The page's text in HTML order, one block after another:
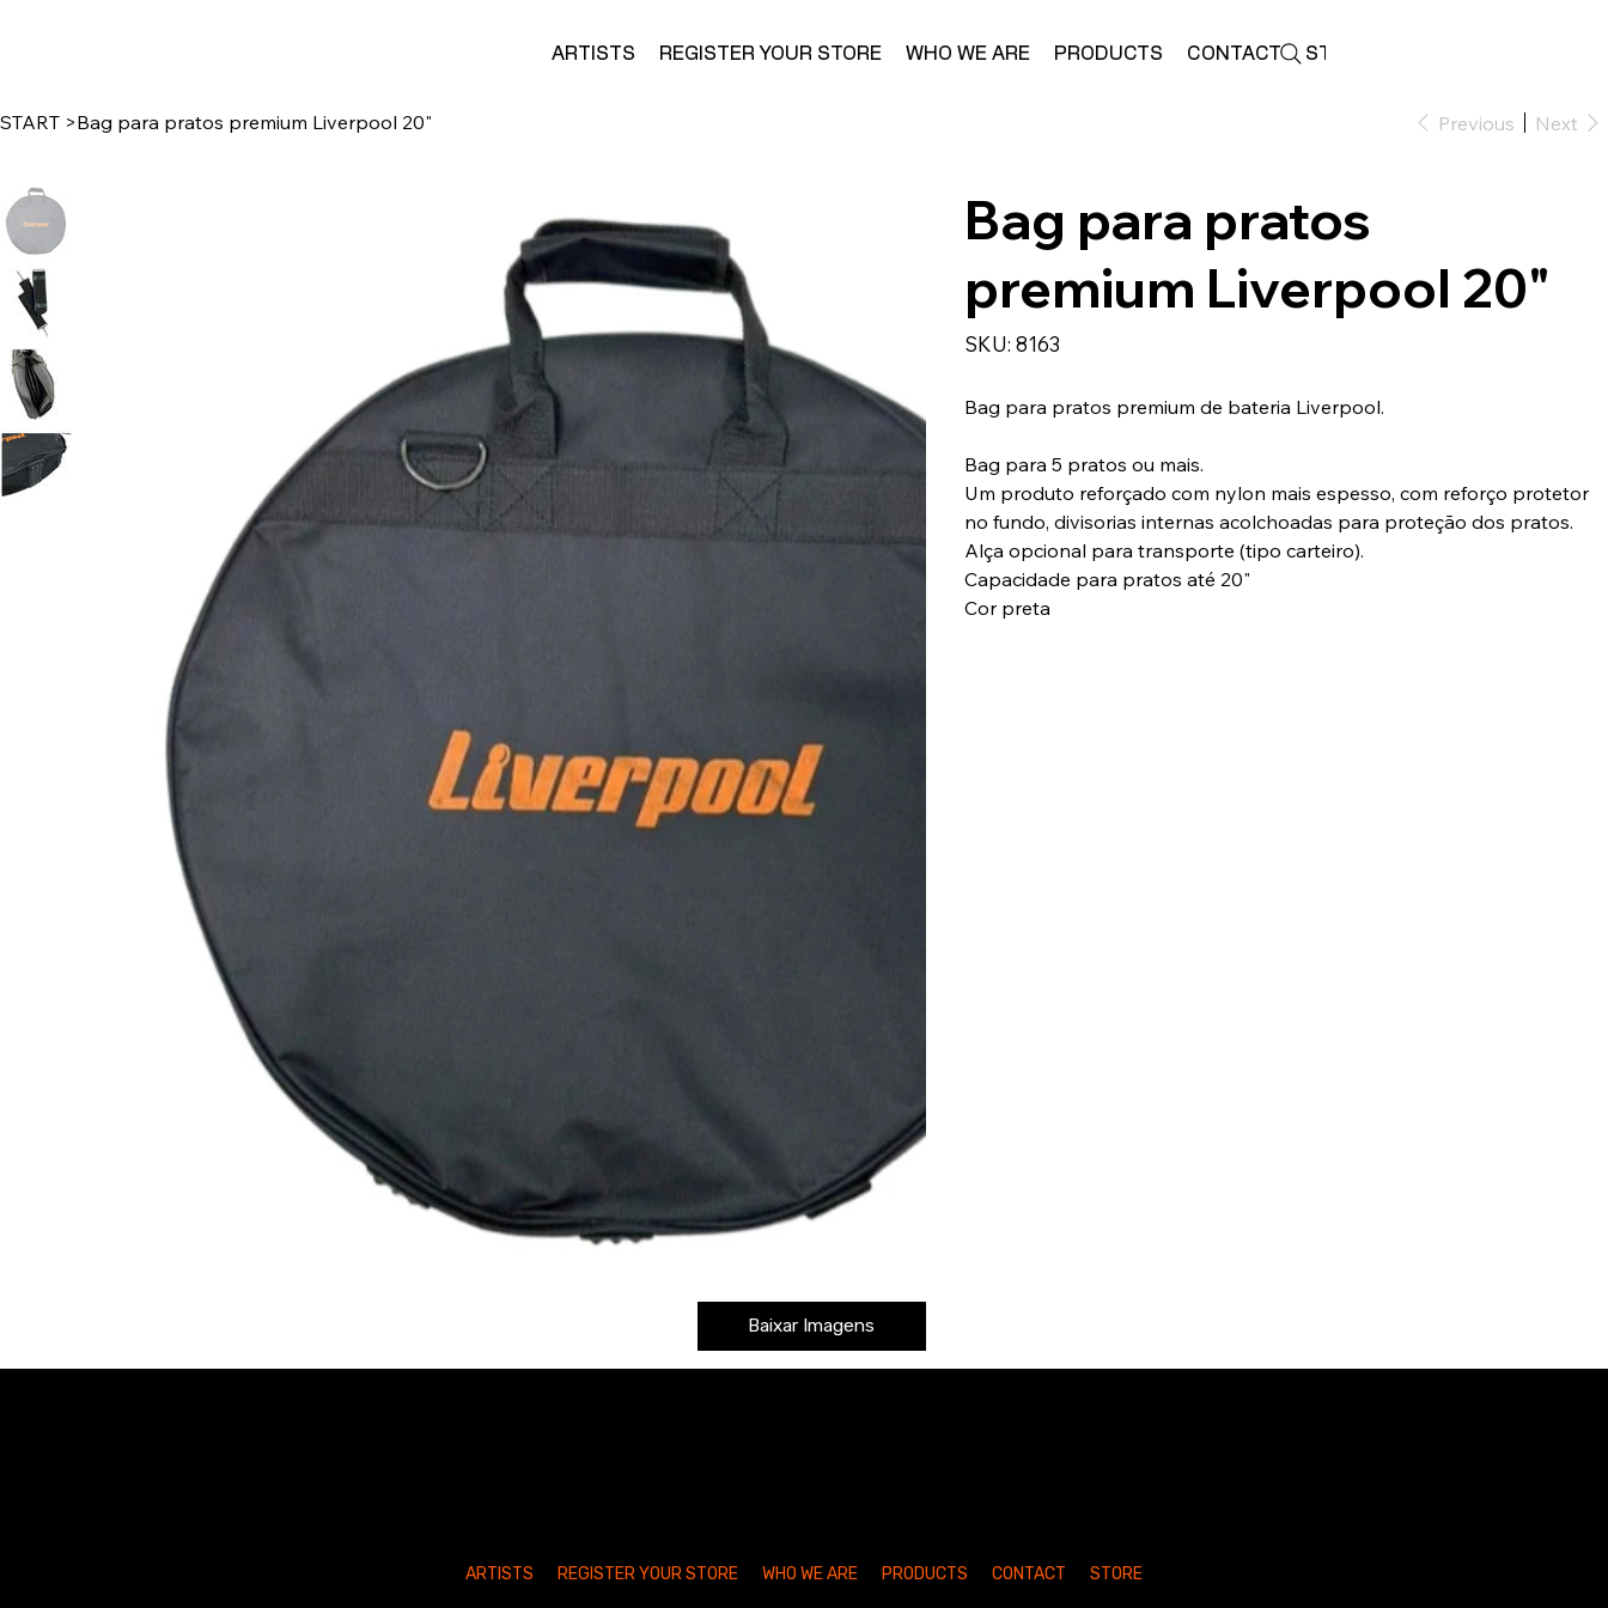
ARTISTS REGISTER YOUR STORE WHO WE ARE PRODUCTS CONTACT STORE
START >Bag para pratos premium Liverpool 20" Previous Next
Bag para pratos
premium Liverpool 20"
SKU: SKU
8163
8163
Bag para pratos premium de bateria Liverpool.
Bag para 5 pratos ou mais.
Um produto reforçado com nylon mais espesso, com reforço protetor
no fundo, divisorias internas acolchoadas para proteção dos pratos.
Alça opcional para transporte (tipo carteiro).
Capacidade para pratos até 20"
Cor preta
Baixar Imagens
ARTISTS REGISTER YOUR STORE WHO WE ARE PRODUCTS CONTACT STORE